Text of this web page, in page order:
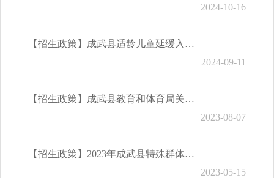
2024-10-16
【招生政策】成武县适龄儿童延缓入学所需材料及办理流程
2024-09-11
【招生政策】成武县教育和体育局关于做好2023年义务教育学校和幼儿园招生入学工作的通知
2023-08-07
【招生政策】2023年成武县特殊群体入学优待政策
2023-05-15